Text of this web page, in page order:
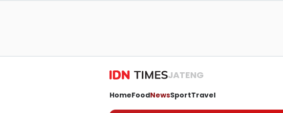
JATENG
HomeFoodNewsSportTravel